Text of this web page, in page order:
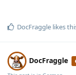
DocFraggle likes
DocFraggle